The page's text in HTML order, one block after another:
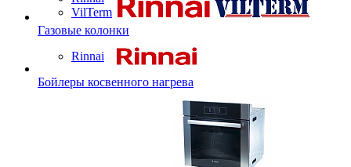
VilTerm
Газовые колонки
Rinnai
Бойлеры косвенного нагрева